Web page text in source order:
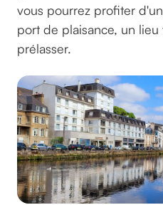
vous pourrez profiter
port de plaisance, un
prélasser.